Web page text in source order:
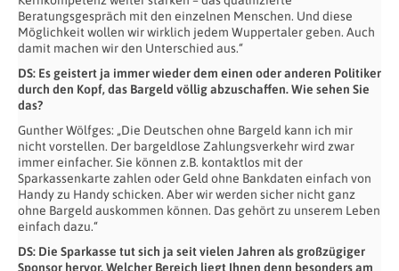
Beratungsgespräch mit den einzelnen Menschen. Und diese
Möglichkeit wollen wir wirklich jedem Wuppertaler geben. Auch
damit machen wir den Unterschied aus.“
DS: Es geistert ja immer wieder dem einen oder anderen Politiker
durch den Kopf, das Bargeld völlig abzuschaffen. Wie sehen Sie
das?
Gunther Wölfges: „Die Deutschen ohne Bargeld kann ich mir
nicht vorstellen. Der bargeldlose Zahlungsverkehr wird zwar
immer einfacher. Sie können z.B. kontaktlos mit der
Sparkassenkarte zahlen oder Geld ohne Bankdaten einfach von
Handy zu Handy schicken. Aber wir werden sicher nicht ganz
ohne Bargeld auskommen können. Das gehört zu unserem Leben
einfach dazu.“
DS: Die Sparkasse tut sich ja seit vielen Jahren als großzügiger
Sponsor hervor. Welcher Bereich liegt Ihnen denn besonders am